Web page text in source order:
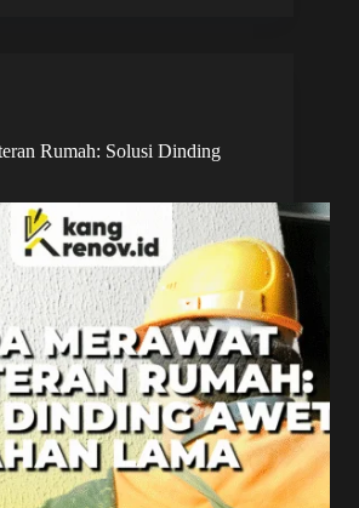
Rumah: Solusi Dinding